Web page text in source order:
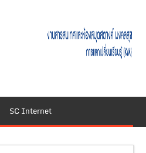
SC Internet